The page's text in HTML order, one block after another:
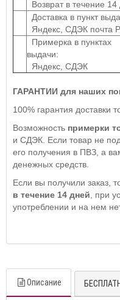
Возврат в течение 14
Доставка в пункт
Яндекс, СДЭК почта
Примерка в пунктах
выдачи:
Яндекс, СДЭК
ГАРАНТИИ для наших
100% гарантия доставки
Возможность примерки
и СДЭК. Если товар не
его получения в ПВЗ, а
денежных средств.
Если вы получили заказ,
в течение 14 дней , при
употреблении и на нем
Описание